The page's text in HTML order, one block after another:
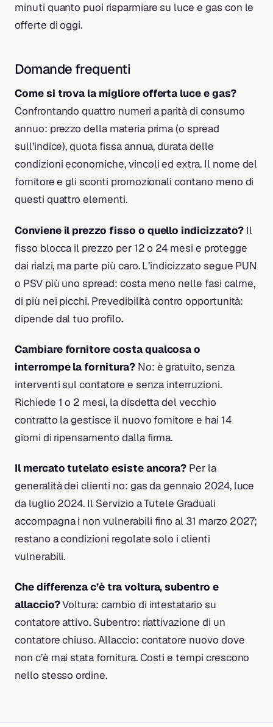
minuti quanto puoi risparmiare su luce e gas con le
offerte di oggi.
Domande frequenti
Come si trova la migliore offerta luce e gas?
Confrontando quattro numeri a parità di consumo
annuo: prezzo della materia prima (o spread
sull’indice), quota fissa annua, durata delle
condizioni economiche, vincoli ed extra. Il nome del
fornitore e gli sconti promozionali contano meno di
questi quattro elementi.
Conviene il prezzo fisso o quello indicizzato?Il
fisso blocca il prezzo per 12 o 24 mesi e protegge
dai rialzi, ma parte più caro. L’indicizzato segue PUN
o PSV più uno spread: costa meno nelle fasi calme,
di più nei picchi. Prevedibilità contro opportunità:
dipende dal tuo profilo.
Cambiare fornitore costa qualcosa o
interrompe la fornitura?No: è gratuito, senza
interventi sul contatore e senza interruzioni.
Richiede 1 o 2 mesi, la disdetta del vecchio
contratto la gestisce il nuovo fornitore e hai 14
giorni di ripensamento dalla firma.
Il mercato tutelato esiste ancora? Per la
generalità dei clienti no: gas da gennaio 2024, luce
da luglio 2024. Il Servizio a Tutele Graduali
accompagna i non vulnerabili fino al 31 marzo 2027;
restano a condizioni regolate solo i clienti
vulnerabili.
Che differenza c’è tra voltura, subentro e
allaccio?Voltura: cambio di intestatario su
contatore attivo. Subentro: riattivazione di un
contatore chiuso. Allaccio: contatore nuovo dove
non c’è mai stata fornitura. Costi e tempi crescono
nello stesso ordine.